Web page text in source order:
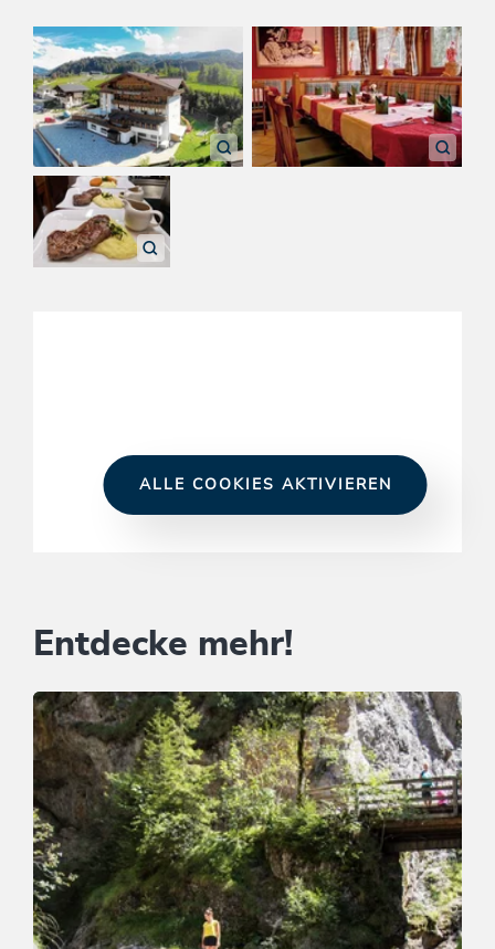
ALLE COOKIES AKTIVIEREN
Entdecke mehr!